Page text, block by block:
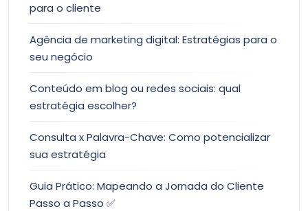
para o cliente
Agência de marketing digital: Estratégias para o
seu negócio
Conteúdo em blog ou redes sociais: qual
estratégia escolher?
Consulta x Palavra-Chave: Como potencializar
sua estratégia
Guia Prático: Mapeando a Jornada do Cliente
Passo a Passo ✅